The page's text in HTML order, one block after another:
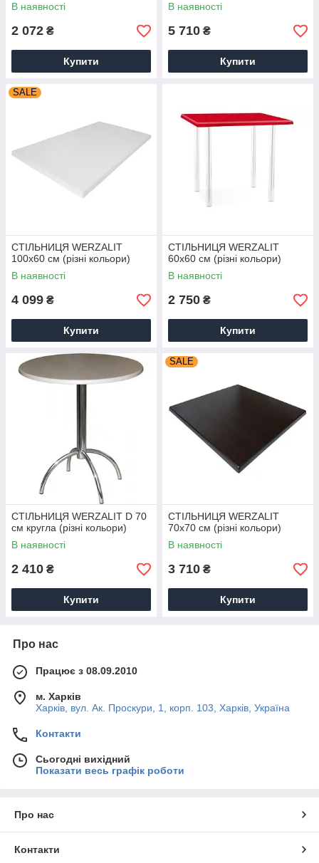
В наявності
2 072 ₴
Купити
В наявності
5 710 ₴
Купити
SALE
СТІЛЬНИЦЯ WERZALIT
100x60 см (різні кольори)
В наявності
4 099 ₴
Купити
СТІЛЬНИЦЯ WERZALIT
60x60 см (різні кольори)
В наявності
2 750 ₴
Купити
СТІЛЬНИЦЯ WERZALIT D 70
см кругла (різні кольори)
В наявності
2 410 ₴
Купити
SALE
СТІЛЬНИЦЯ WERZALIT
70х70 см (різні кольори)
В наявності
3 710 ₴
Купити
Про нас
Працює з 08.09.2010
м. Харків
Харків, вул. Ак. Проскури, 1, корп. 103, Харків, Україна
Контакти
Сьогодні вихідний
Показати весь графік роботи
Про нас
Контакти